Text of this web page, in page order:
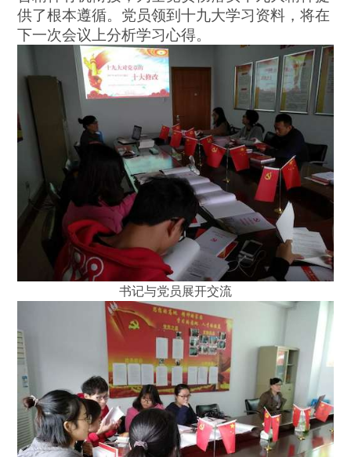
供了根本遵循。党员领到十九大学习资料，将在
下一次会议上分析学习心得。
书记与党员展开交流